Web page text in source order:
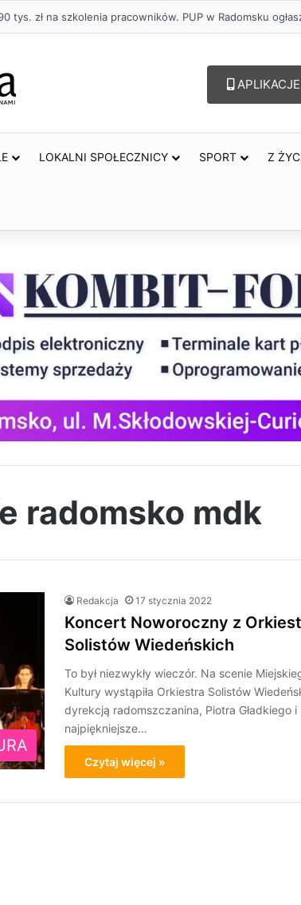
tys. zł na szkolenia pracowników. PUP w Radomsku
LOKALNI SPOŁECZNICY SPORT Z
radomsko mdk
Redakcja 17 stycznia 2022
Koncert Noworoczny z
Solistów Wiedeńskich
To był niezwykły wieczór. Na scenie
Kultury wystąpiła Orkiestra Solistów
dyrekcją radomszczanina, Piotra Gładkiego i
najpiękniejsze…
Czytaj więcej »